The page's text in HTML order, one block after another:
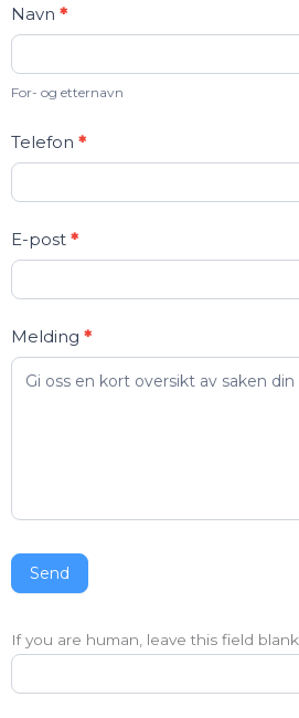
Kontakt
oss
Navn *
For- og etternavn
Telefon *
E-post *
Melding *
Send
If you are human, leave this field blank.